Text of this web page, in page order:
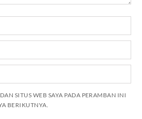
SITUS WEB SAYA PADA PERAMBAN INI
BERIKUTNYA.